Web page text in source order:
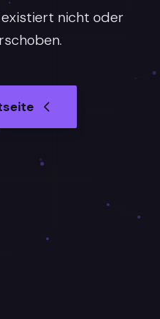
nicht oder